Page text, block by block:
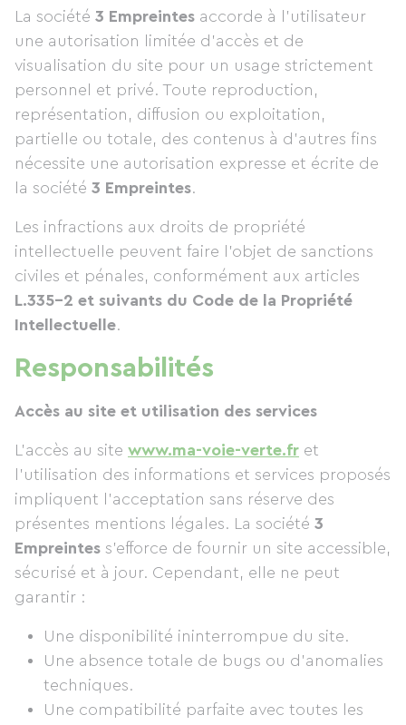
La société 3 Empreintes accorde à l’utilisateur
une autorisation limitée d’accès et de
visualisation du site pour un usage strictement
personnel et privé. Toute reproduction,
représentation, diffusion ou exploitation,
partielle ou totale, des contenus à d’autres fins
nécessite une autorisation expresse et écrite de
la société 3 Empreintes.
Les infractions aux droits de propriété
intellectuelle peuvent faire l’objet de sanctions
civiles et pénales, conformément aux articles
L.335-2 et suivants du Code de la Propriété
Intellectuelle.
Responsabilités
Accès au site et utilisation des services
L’accès au site www.ma-voie-verte.fr et
l’utilisation des informations et services proposés
impliquent l’acceptation sans réserve des
présentes mentions légales. La société 3
Empreintes s’efforce de fournir un site accessible,
sécurisé et à jour. Cependant, elle ne peut
garantir :
Une disponibilité ininterrompue du site.
Une absence totale de bugs ou d’anomalies
techniques.
Une compatibilité parfaite avec toutes les